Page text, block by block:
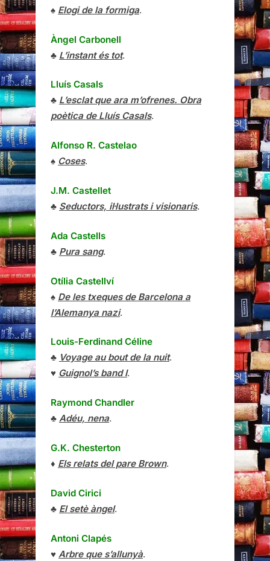
♠ Elogi de la formiga.
Àngel Carbonell
♣ L’instant és tot.
Lluís Casals
♣ L’esclat que ara m’ofrenes. Obra
poètica de Lluís Casals.
Alfonso R. Castelao
♠ Coses.
J.M. Castellet
♣ Seductors, il·lustrats i visionaris.
Ada Castells
♣ Pura sang.
Otília Castellví
♠ De les txeques de Barcelona a
l’Alemanya nazi.
Louis-Ferdinand Céline
♣ Voyage au bout de la nuit.
♥ Guignol’s band I.
Raymond Chandler
♣ Adéu, nena.
G.K. Chesterton
♦ Els relats del pare Brown.
David Cirici
♣ El setè àngel.
Antoni Clapés
♥ Arbre que s’allunyà.